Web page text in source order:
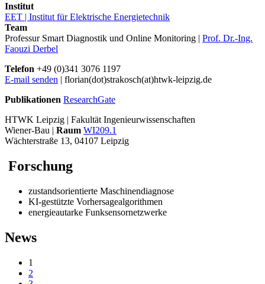
Institut
EET | Institut für Elektrische Energietechnik
Team
Professur Smart Diagnostik und Online Monitoring | Prof. Dr.-Ing.
Faouzi Derbel
Telefon +49 (0)341 3076 1197
E-mail senden | florian(dot)strakosch(at)htwk-leipzig.de
Publikationen ResearchGate
HTWK Leipzig | Fakultät Ingenieurwissenschaften
Wiener-Bau | Raum WI209.1
Wächterstraße 13, 04107 Leipzig
Forschung
zustandsorientierte Maschinendiagnose
KI-gestützte Vorhersagealgorithmen
energieautarke Funksensornetzwerke
News
1
2